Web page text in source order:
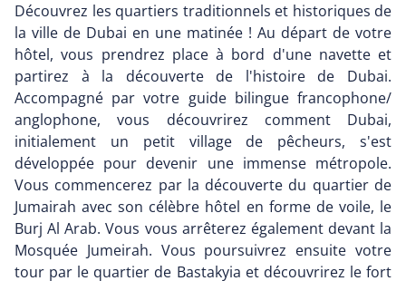
Découvrez les quartiers traditionnels et historiques de
la ville de Dubai en une matinée ! Au départ de votre
hôtel, vous prendrez place à bord d'une navette et
partirez à la découverte de l'histoire de Dubai.
Accompagné par votre guide bilingue francophone/
anglophone, vous découvrirez comment Dubai,
initialement un petit village de pêcheurs, s'est
développée pour devenir une immense métropole.
Vous commencerez par la découverte du quartier de
Jumairah avec son célèbre hôtel en forme de voile, le
Burj Al Arab. Vous vous arrêterez également devant la
Mosquée Jumeirah. Vous poursuivrez ensuite votre
tour par le quartier de Bastakyia et découvrirez le fort